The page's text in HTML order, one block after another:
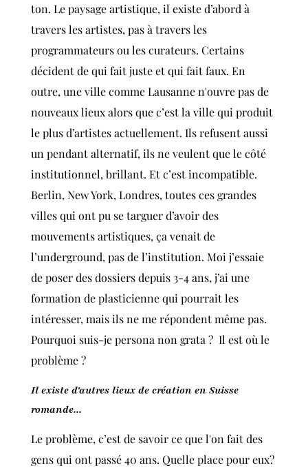
ton. Le paysage artistique, il existe d’abord à
travers les artistes, pas à travers les
programmateurs ou les curateurs. Certains
décident de qui fait juste et qui fait faux. En
outre, une ville comme Lausanne n'ouvre pas de
nouveaux lieux alors que c’est la ville qui produit
le plus d’artistes actuellement. Ils refusent aussi
un pendant alternatif, ils ne veulent que le côté
institutionnel, brillant. Et c’est incompatible.
Berlin, New York, Londres, toutes ces grandes
villes qui ont pu se targuer d’avoir des
mouvements artistiques, ça venait de
l’underground, pas de l’institution. Moi j’essaie
de poser des dossiers depuis 3-4 ans, j’ai une
formation de plasticienne qui pourrait les
intéresser, mais ils ne me répondent même pas.
Pourquoi suis-je persona non grata ? Il est où le
problème ?
Il existe d'autres lieux de création en Suisse
romande...
Le problème, c’est de savoir ce que l'on fait des
gens qui ont passé 40 ans. Quelle place pour eux?